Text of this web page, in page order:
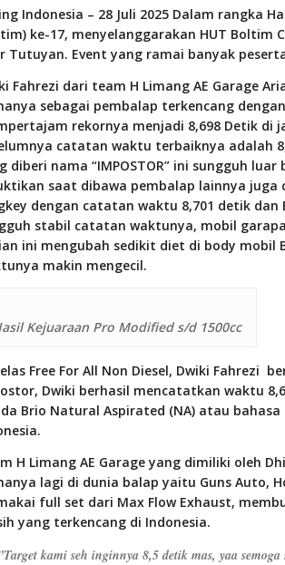
Indonesia – 28 Juli 2025 Dalam rangka
ke-17, menyelanggarakan HUT Boltim
Tutuyan. Event yang ramai banyak
Fahrezi dari team H Limang AE Garage
sebagai pembalap terkencang
rekornya menjadi 8,698 Detik di
catatan waktu terbaiknya adalah
diberi nama “IMPOSTOR” ini sungguh
saat dibawa pembalap lainnya
dengan catatan waktu 8,701 detik
stabil catatan waktunya, mobil
ini mengubah sedikit diet di body
makin mengecil.
Kejuaraan Pro Modified s/d 1500cc
Free For All Non Diesel, Dwiki Fahrezi
Dwiki berhasil mencatatkan waktu
Brio Natural Aspirated (NA) atau
H Limang AE Garage yang dimiliki oleh
lagi di dunia balap yaitu Guns Auto,
full set dari Max Flow Exhaust,
yang terkencang di Indonesia.
kami seh inginnya 8,5 detik mas, yaa